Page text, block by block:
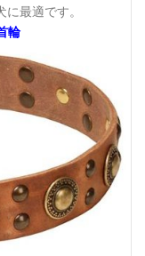
最適です。
輪